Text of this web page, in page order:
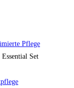
Pflege